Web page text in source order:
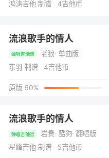
鸿涛吉他 制谱 4吉他币
流浪歌手的情人
弹唱吉他谱 老狼· 单曲版
东羽 制谱 4吉他币
原版 60%
流浪歌手的情人
弹唱吉他谱 岩贵· 酷狗· 翻唱版
星峰吉他 制谱 5吉他币